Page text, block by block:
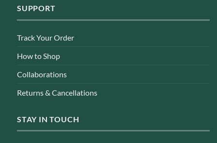
SUPPORT
Track Your Order
How to Shop
Collaborations
Returns & Cancellations
STAY IN TOUCH